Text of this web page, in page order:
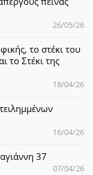
26/05/26
το στέκι του
το Στέκι της
18/04/26
16/04/26
37
07/04/26